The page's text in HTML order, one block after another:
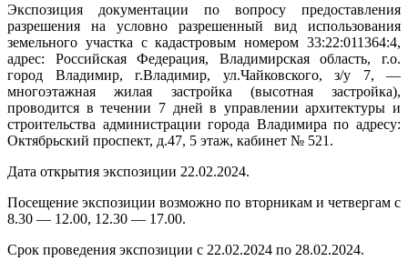
Экспозиция документации по вопросу предоставления
разрешения на условно разрешенный вид использования
земельного участка с кадастровым номером 33:22:011364:4,
адрес: Российская Федерация, Владимирская область, г.о.
город Владимир, г.Владимир, ул.Чайковского, з/у 7, —
многоэтажная жилая застройка (высотная застройка),
проводится в течении 7 дней в управлении архитектуры и
строительства администрации города Владимира по адресу:
Октябрьский проспект, д.47, 5 этаж, кабинет № 521.
Дата открытия экспозиции 22.02.2024.
Посещение экспозиции возможно по вторникам и четвергам с
8.30 — 12.00, 12.30 — 17.00.
Срок проведения экспозиции с 22.02.2024 по 28.02.2024.